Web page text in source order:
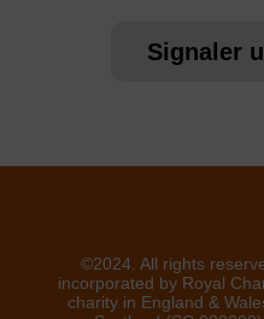
Signaler
©2024. All rights
incorporated by Royal
charity in England &